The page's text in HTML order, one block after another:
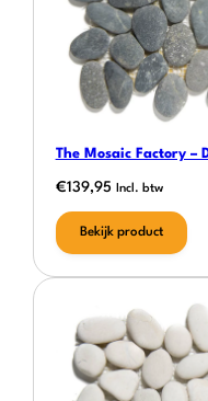
The Mosaic Factory –
€139,95 Incl. btw
Bekijk product